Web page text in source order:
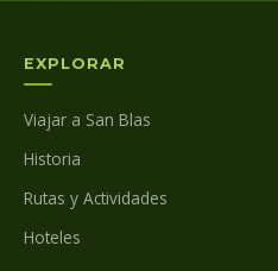
EXPLORAR
Viajar a San Blas
Historia
Rutas y Actividades
Hoteles